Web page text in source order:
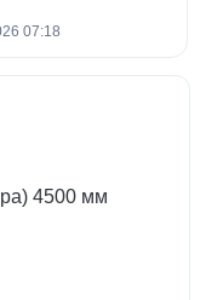
07:18
4500 мм